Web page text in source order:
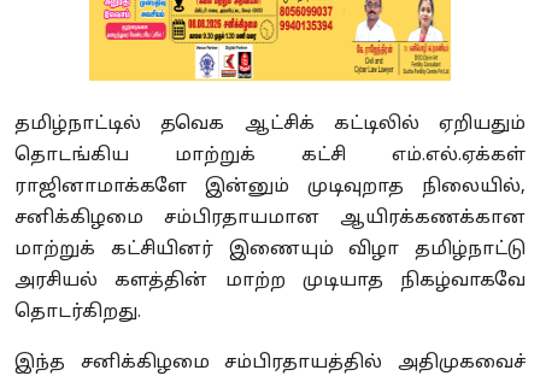
தமிழ்நாட்டில் தவெக ஆட்சிக் கட்டிலில் ஏறியதும்
தொடங்கிய மாற்றுக் கட்சி எம்.எல்.ஏக்கள்
ராஜினாமாக்களே இன்னும் முடிவுறாத நிலையில்,
சனிக்கிழமை சம்பிரதாயமான ஆயிரக்கணக்கான
மாற்றுக் கட்சியினர் இணையும் விழா தமிழ்நாட்டு
அரசியல் களத்தின் மாற்ற முடியாத நிகழ்வாகவே
தொடர்கிறது.
இந்த சனிக்கிழமை சம்பிரதாயத்தில் அதிமுகவைச்